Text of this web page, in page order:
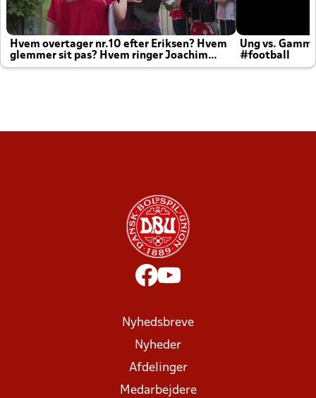
Hvem overtager nr.10 efter Eriksen? Hvem
glemmer sit pas? Hvem ringer Joachim
altid til efter kampe?
Ung vs.
#football
Nyhedsbreve
Nyheder
Afdelinger
Medarbejdere